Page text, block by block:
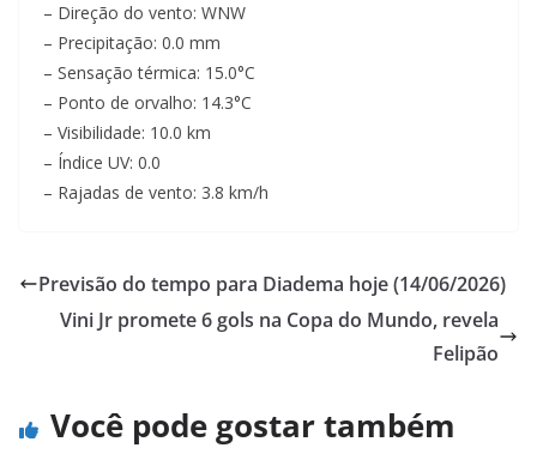
– Direção do vento: WNW
– Precipitação: 0.0 mm
– Sensação térmica: 15.0°C
– Ponto de orvalho: 14.3°C
– Visibilidade: 10.0 km
– Índice UV: 0.0
– Rajadas de vento: 3.8 km/h
Previsão do tempo para Diadema hoje (14/06/2026)
Vini Jr promete 6 gols na Copa do Mundo, revela
Felipão
Você pode gostar também